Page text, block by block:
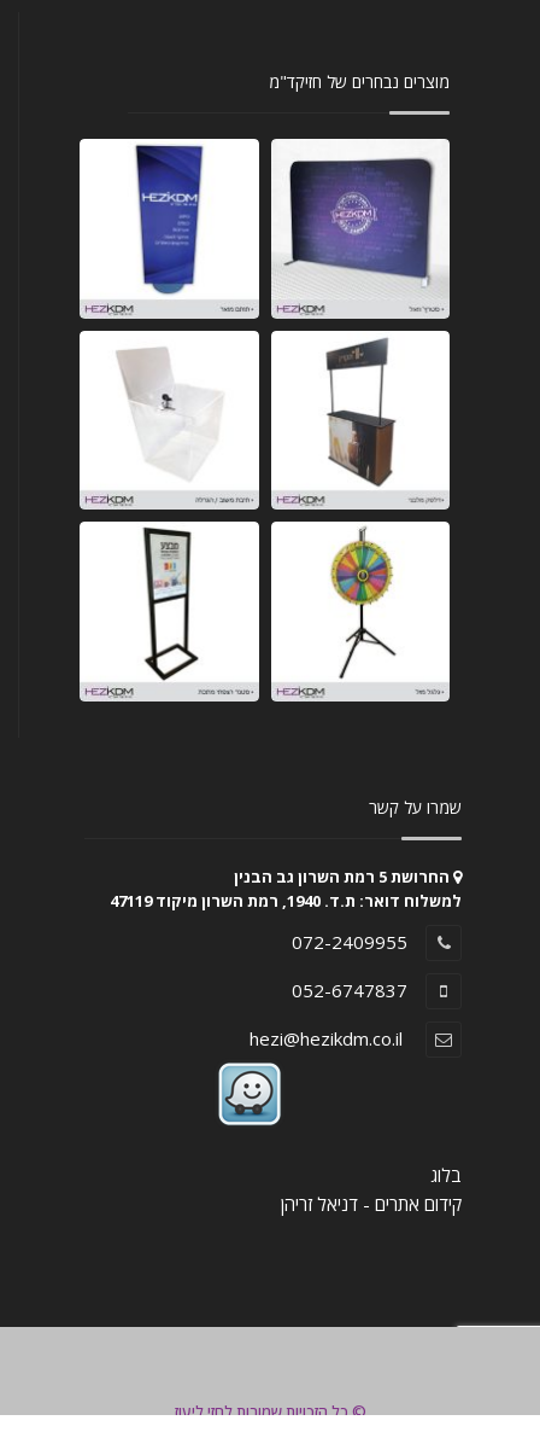
מוצרים נבחרים של חזיקד"מ
שמרו על קשר
החרושת 5 רמת השרון גב הבנין
למשלוח דואר: ת.ד. 1940, רמת השרון מיקוד 47119
072-2409955
052-6747837
בלוג
קידום אתרים - דניאל זריהן
© כל הזכויות שמורות לחזי ליעוז